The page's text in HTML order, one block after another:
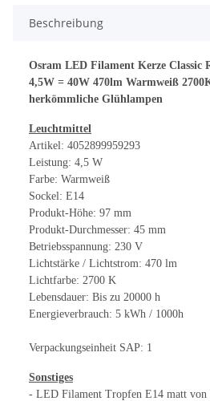
Beschreibung
Osram LED Filament Kerze Classic
4,5W = 40W 470lm Warmweiß
herkömmliche Glühlampen
Leuchtmittel
Artikel: 4052899959293
Leistung: 4,5 W
Farbe: Warmweiß
Sockel: E14
Produkt-Höhe: 97 mm
Produkt-Durchmesser: 45 mm
Betriebsspannung: 230 V
Lichtstärke / Lichtstrom: 470 lm
Lichtfarbe: 2700 K
Lebensdauer: Bis zu 20000 h
Energieverbrauch: 5 kWh / 1000h
Verpackungseinheit SAP: 1
Sonstiges
- LED Filament Tropfen E14 matt von